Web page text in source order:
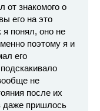
от знакомого о
его на это
понял, оно не
поэтому я и
его
не
после их
даже пришлось